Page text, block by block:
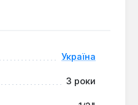
облаштувати
Україна
3 роки